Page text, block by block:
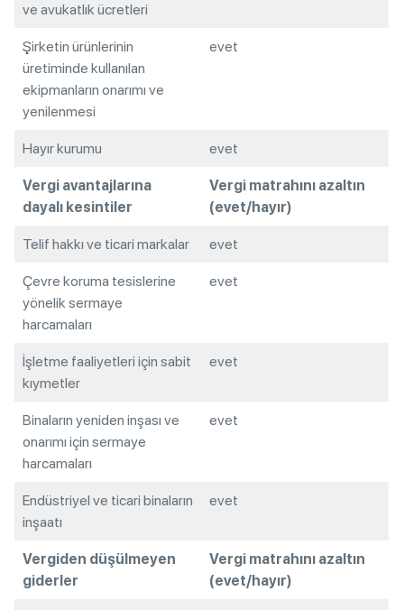
ve avukatlık ücretleri
Şirketin ürünlerinin
üretiminde kullanılan
ekipmanların onarımı ve
yenilenmesi
evet
Hayır kurumu evet
Vergi avantajlarına
dayalı kesintiler
Vergi matrahını azaltın
(evet/hayır)
Telif hakkı ve ticari markalar evet
Çevre koruma tesislerine
yönelik sermaye
harcamaları
evet
İşletme faaliyetleri için sabit
kıymetler
evet
Binaların yeniden inşası ve
onarımı için sermaye
harcamaları
evet
Endüstriyel ve ticari binaların
inşaatı
evet
Vergiden düşülmeyen
giderler
Vergi matrahını azaltın
(evet/hayır)